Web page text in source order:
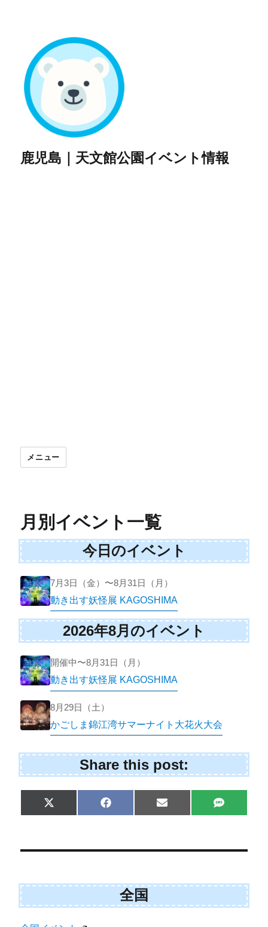
鹿児島｜天文館公園イベント情報
メニュー
月別イベント一覧
今日のイベント
7月3日（金）〜8月31日（月）
動き出す妖怪展 KAGOSHIMA
2026年8月のイベント
開催中〜8月31日（月）
動き出す妖怪展 KAGOSHIMA
8月29日（土）
かごしま錦江湾サマーナイト大花火大会
Share this post:
Share
on
X
(
t
r
Share
on
F
a
o
Share
on
E
m
Share
on
S
M
全国